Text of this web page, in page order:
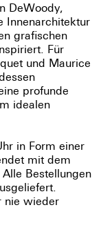
DeWoody,
Innenarchitektur
grafischen
Für
und Maurice
profunde
idealen
in Form einer
mit dem
Bestellungen
nie wieder